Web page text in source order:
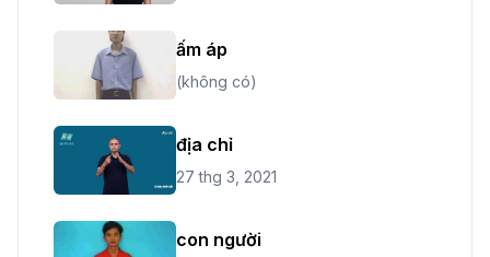
ấm áp
(không có)
địa chỉ
27 thg 3, 2021
con người